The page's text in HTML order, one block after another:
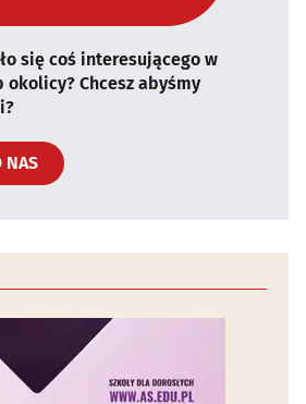
się coś interesującego w
okolicy? Chcesz abyśmy
NAS